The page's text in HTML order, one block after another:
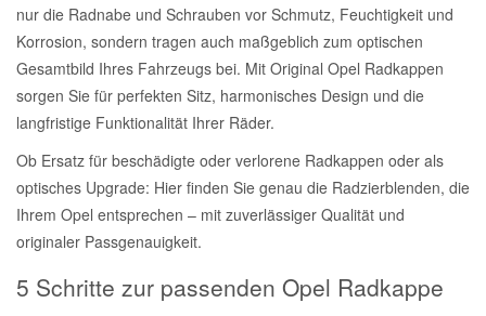
nur die Radnabe und Schrauben vor Schmutz, Feuchtigkeit und
Korrosion, sondern tragen auch maßgeblich zum optischen
Gesamtbild Ihres Fahrzeugs bei. Mit Original Opel Radkappen
sorgen Sie für perfekten Sitz, harmonisches Design und die
langfristige Funktionalität Ihrer Räder.
Ob Ersatz für beschädigte oder verlorene Radkappen oder als
optisches Upgrade: Hier finden Sie genau die Radzierblenden, die
Ihrem Opel entsprechen – mit zuverlässiger Qualität und
originaler Passgenauigkeit.
5 Schritte zur passenden Opel Radkappe